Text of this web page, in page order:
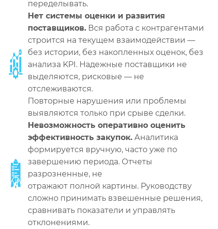
переделывать.
Нет системы оценки и развития
поставщиков. Вся работа с контрагентами
строится на текущем взаимодействии —
без истории, без накопленных оценок, без
анализа KPI. Надежные поставщики не
выделяются, рисковые — не
отслеживаются.
Повторные нарушения или проблемы
выявляются только при срыве сделки.
Невозможность оперативно оценить
эффективность закупок. Аналитика
формируется вручную, часто уже по
завершению периода. Отчеты
разрозненные, не
отражают полной картины. Руководству
сложно принимать взвешенные решения,
сравнивать показатели и управлять
отклонениями.